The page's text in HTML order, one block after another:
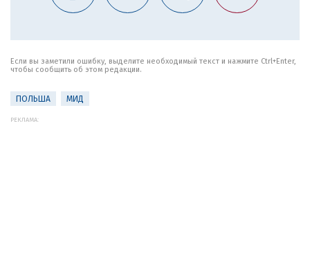
Если вы заметили ошибку, выделите необходимый текст и нажмите Ctrl+Enter,
чтобы сообщить об этом редакции.
ПОЛЬША МИД
РЕКЛАМА: